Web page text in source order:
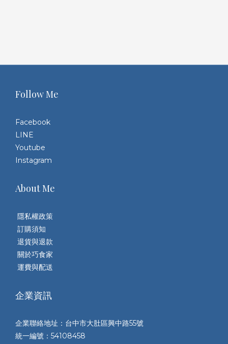
Follow Me
Facebook
LINE
Youtube
Instagram
About Me
隱私權政策
訂購須知
退貨與退款
關於巧食家
運費與配送
企業資訊
企業聯絡地址：台中市大肚區興中路55號
統一編號：54108458